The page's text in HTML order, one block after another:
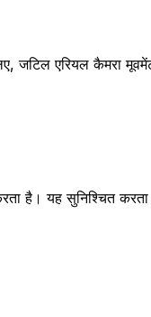
एरियल कैमरा मूवमेंट के
है। यह सुनिश्चित